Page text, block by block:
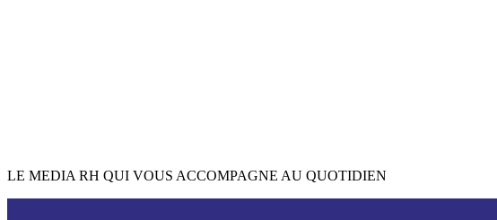
LE MEDIA RH QUI VOUS ACCOMPAGNE AU QUOTIDIEN